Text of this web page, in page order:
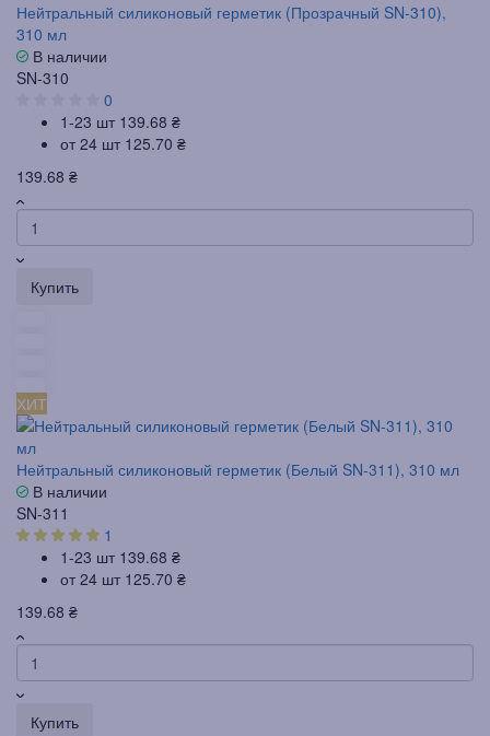
Нейтральный силиконовый герметик (Прозрачный SN-310),
310 мл
В наличии
SN-310
0
1-23 шт 139.68 ₴
от 24 шт 125.70 ₴
139.68 ₴
Купить
ХИТ
Нейтральный силиконовый герметик (Белый SN-311), 310 мл
В наличии
SN-311
1
1-23 шт 139.68 ₴
от 24 шт 125.70 ₴
139.68 ₴
Купить